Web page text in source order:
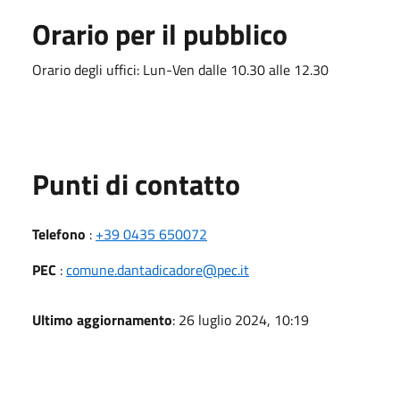
Orario per il pubblico
Orario degli uffici: Lun-Ven dalle 10.30 alle 12.30
Punti di contatto
Telefono : +39 0435 650072
PEC :comune.dantadicadore@pec.it
Ultimo aggiornamento: 26 luglio 2024, 10:19